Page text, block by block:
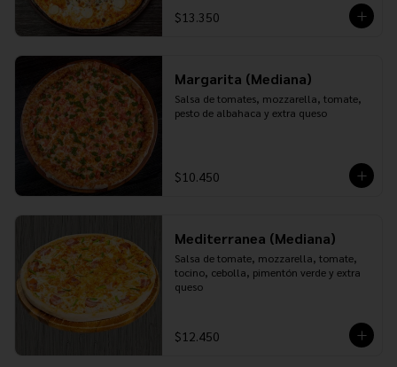
$13.350
Margarita (Mediana)
Salsa de tomates, mozzarella, tomate,
pesto de albahaca y extra queso
$10.450
Mediterranea (Mediana)
Salsa de tomate, mozzarella, tomate,
tocino, cebolla, pimentón verde y extra
queso
$12.450